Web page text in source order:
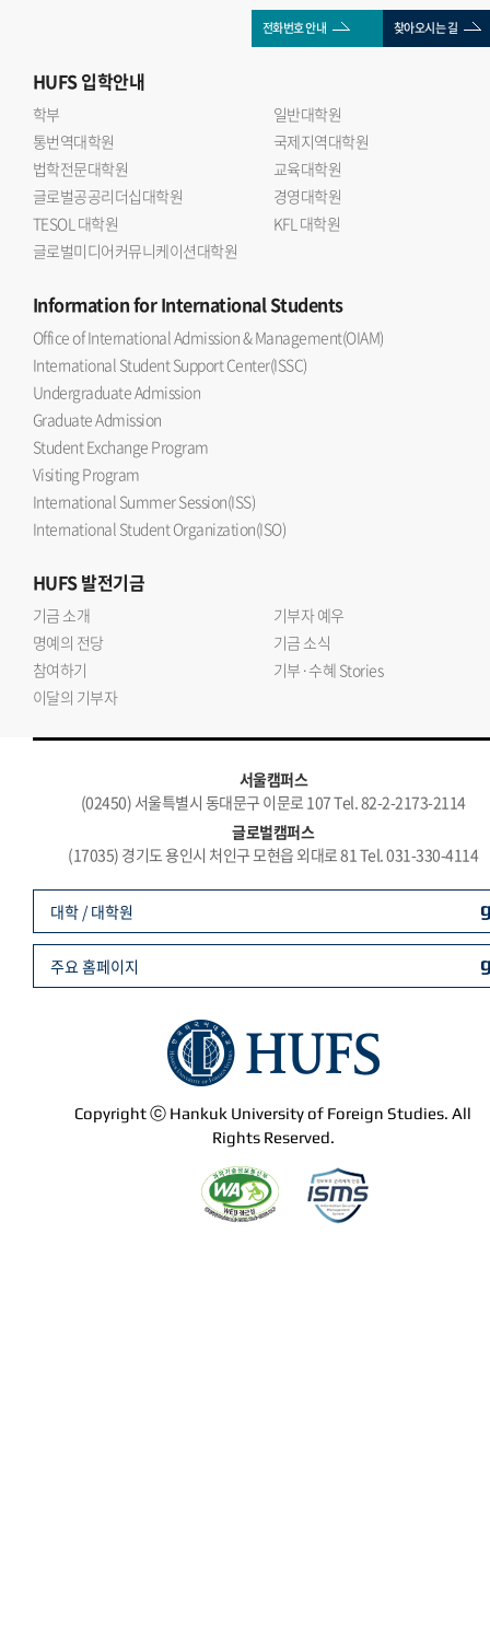
전화번호 안내 찾아오시는 길
HUFS입학안내
학부
일반대학원
통번역대학원
국제지역대학원
법학전문대학원
교육대학원
글로벌공공리더십대학원
경영대학원
TESOL 대학원
KFL 대학원
글로벌미디어커뮤니케이션대학원
Informationfor International Students
Office of International Admission & Management(OIAM)
International Student Support Center(ISSC)
Undergraduate Admission
Graduate Admission
Student Exchange Program
Visiting Program
International Summer Session(ISS)
International Student Organization(ISO)
HUFS발전기금
기금 소개
기부자 예우
명예의 전당
기금 소식
참여하기
기부·수혜 Stories
이달의 기부자
서울캠퍼스
(02450) 서울특별시 동대문구 이문로 107 Tel. 82-2-2173-2114
글로벌캠퍼스
(17035) 경기도 용인시 처인구 모현읍 외대로 81 Tel. 031-330-4114
Copyright ⓒ Hankuk University of Foreign Studies. All
Rights Reserved.
대학 / 대학원
주요 홈페이지